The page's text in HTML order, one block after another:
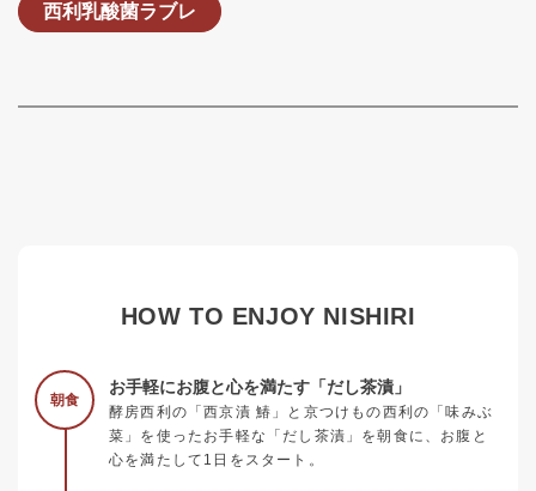
西利乳酸菌ラブレ
HOW TO ENJOY NISHIRI
朝食
お手軽にお腹と心を満たす「だし茶漬」
酵房西利の「西京漬 鰆」と京つけもの西利の「味みぶ
菜」を使ったお手軽な「だし茶漬」を朝食に、お腹と
心を満たして1日をスタート。